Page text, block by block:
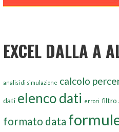
EXCEL DALLA A
analisi di simulazione calcolo
dati elenco dati errori filtro
formato data